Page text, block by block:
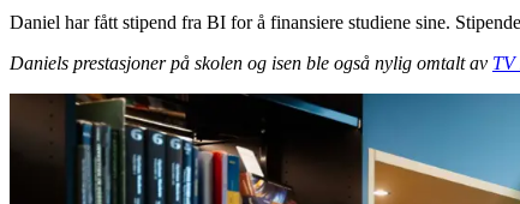
Daniel har fått stipend fra BI for å finansiere studiene sine.
Daniels prestasjoner på skolen og isen ble også nylig omtalt av TV